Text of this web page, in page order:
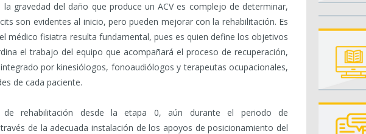
gravedad del daño que produce un ACV es complejo de determinar,
son evidentes al inicio, pero pueden mejorar con la rehabilitación. Es
médico fisiatra resulta fundamental, pues es quien define los objetivos
el trabajo del equipo que acompañará el proceso de recuperación,
por kinesiólogos, fonoaudiólogos y terapeutas ocupacionales,
de cada paciente.
de rehabilitación desde la etapa 0, aún durante el periodo de
de la adecuada instalación de los apoyos de posicionamiento del